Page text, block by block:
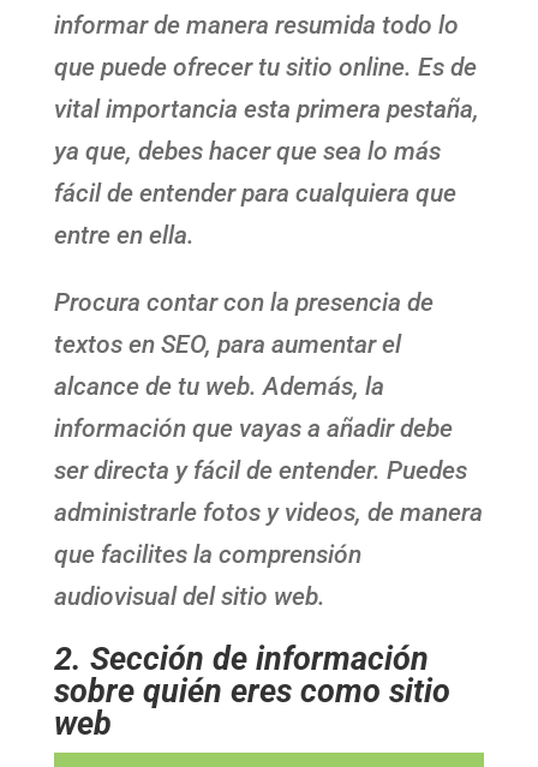
informar de manera resumida todo lo
que puede ofrecer tu sitio online. Es de
vital importancia esta primera pestaña,
ya que, debes hacer que sea lo más
fácil de entender para cualquiera que
entre en ella.
Procura contar con la presencia de
textos en SEO, para aumentar el
alcance de tu web. Además, la
información que vayas a añadir debe
ser directa y fácil de entender. Puedes
administrarle fotos y videos, de manera
que facilites la comprensión
audiovisual del sitio web.
2. Sección de información
sobre quién eres como sitio
web